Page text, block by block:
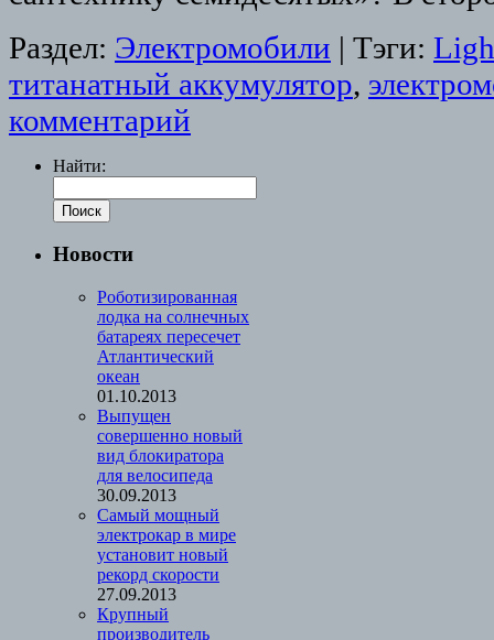
Раздел: Электромобили | Тэги:
титанатный аккумулятор,
комментарий
Найти:
Новости
Роботизированная
лодка на солнечных
батареях пересечет
Атлантический
океан
01.10.2013
Выпущен
совершенно новый
вид блокиратора
для велосипеда
30.09.2013
Cамый мощный
электрокар в мире
установит новый
рекорд скорости
27.09.2013
Крупный
производитель